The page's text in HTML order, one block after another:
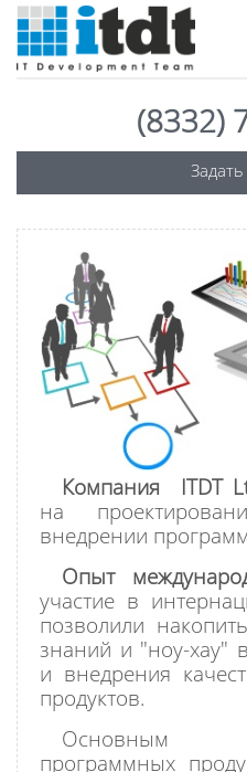
(8332)
Компания ITDT
на
внедрении
Опыт
участие в
позволили
знаний и "ноу-хау"
и внедрения
продуктов.
Основным
программных